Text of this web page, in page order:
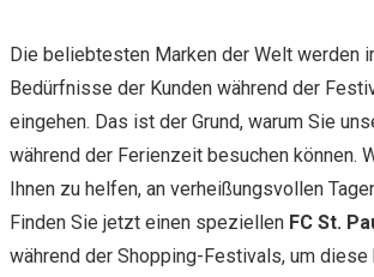
Die beliebtesten Marken der Welt werden
Bedürfnisse der Kunden während der
eingehen. Das ist der Grund, warum Sie
während der Ferienzeit besuchen können.
Ihnen zu helfen, an verheißungsvollen
Finden Sie jetzt einen speziellen FC St.
während der Shopping-Festivals, um diese